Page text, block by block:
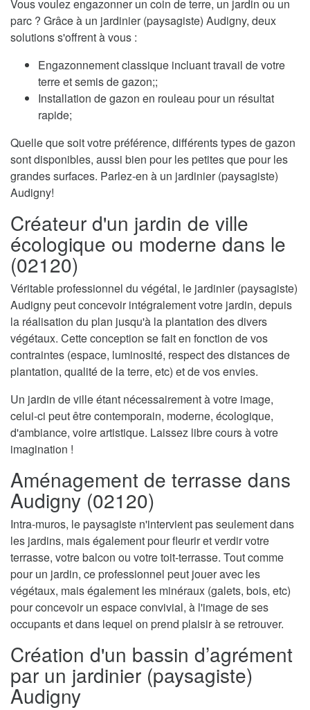
Vous voulez engazonner un coin de terre, un jardin ou un
parc ? Grâce à un jardinier (paysagiste) Audigny, deux
solutions s'offrent à vous :
Engazonnement classique incluant travail de votre
terre et semis de gazon;;
Installation de gazon en rouleau pour un résultat
rapide;
Quelle que soit votre préférence, différents types de gazon
sont disponibles, aussi bien pour les petites que pour les
grandes surfaces. Parlez-en à un jardinier (paysagiste)
Audigny!
Créateur d'un jardin de ville
écologique ou moderne dans le
(02120)
Véritable professionnel du végétal, le jardinier (paysagiste)
Audigny peut concevoir intégralement votre jardin, depuis
la réalisation du plan jusqu'à la plantation des divers
végétaux. Cette conception se fait en fonction de vos
contraintes (espace, luminosité, respect des distances de
plantation, qualité de la terre, etc) et de vos envies.
Un jardin de ville étant nécessairement à votre image,
celui-ci peut être contemporain, moderne, écologique,
d'ambiance, voire artistique. Laissez libre cours à votre
imagination !
Aménagement de terrasse dans
Audigny (02120)
Intra-muros, le paysagiste n'intervient pas seulement dans
les jardins, mais également pour fleurir et verdir votre
terrasse, votre balcon ou votre toit-terrasse. Tout comme
pour un jardin, ce professionnel peut jouer avec les
végétaux, mais également les minéraux (galets, bois, etc)
pour concevoir un espace convivial, à l'image de ses
occupants et dans lequel on prend plaisir à se retrouver.
Création d'un bassin d’agrément
par un jardinier (paysagiste)
Audigny